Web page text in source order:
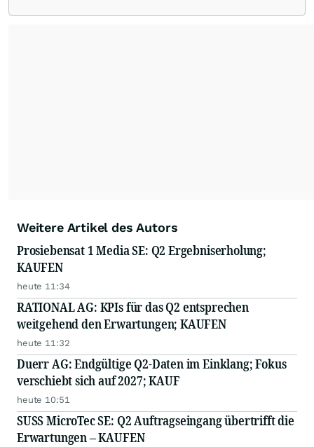
Weitere Artikel des Autors
Prosiebensat 1 Media SE: Q2 Ergebniserholung;
KAUFEN
heute 11:34
RATIONAL AG: KPIs für das Q2 entsprechen
weitgehend den Erwartungen; KAUFEN
heute 11:32
Duerr AG: Endgültige Q2-Daten im Einklang; Fokus
verschiebt sich auf 2027; KAUF
heute 10:51
SUSS MicroTec SE: Q2 Auftragseingang übertrifft die
Erwartungen – KAUFEN